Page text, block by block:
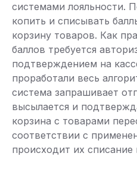
системами лояльности.
копить и списывать
корзину товаров. Как
баллов требуется
подтверждением на
проработали весь
система запрашивает
высылается и
корзина с товарами
соответствии с
происходит их списание